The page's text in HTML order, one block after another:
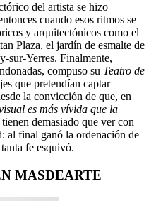
del artista se hizo
cuando esos ritmos se
y arquitectónicos como el
Plaza, el jardín de esmalte de
sur-Yerres. Finalmente,
compuso su Teatro de
que pretendían captar
la convicción de que, en
es más vívida que la
demasiado que ver con
al final ganó la ordenación de
fe esquivó.
MASDEARTE